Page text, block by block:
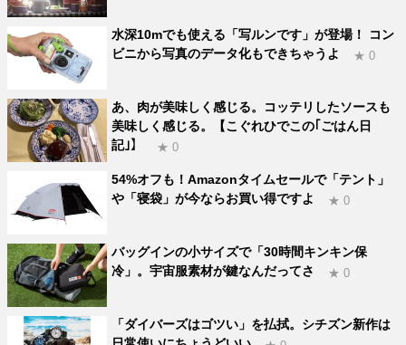
水深10mでも使える「写ルンです」が登場！ コン
ビニから写真のデータ化もできちゃうよ
★ 0
あ、肉が美味しく感じる。コッテリしたソースも
美味しく感じる。【こぐれひでこの｢ごはん日
記｣】
★ 0
54%オフも！Amazonタイムセールで「テント」
や「寝袋」が今ならお買い得ですよ
★ 0
バッグインの小サイズで「30時間キンキン保
冷」。宇宙服素材が鍵なんだってさ
★ 0
「ダイバーズはゴツい」を払拭。シチズン新作は